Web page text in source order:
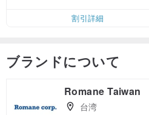
割引詳細
ブランドについて
Romane Taiwan
台湾